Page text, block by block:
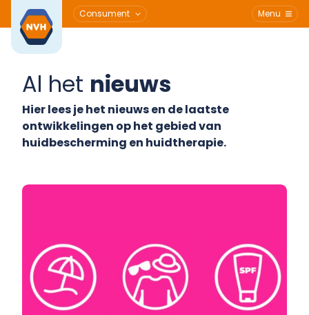
Ga naar de inhoud
Consument Menu
Al het nieuws
Hier lees je het nieuws en de laatste
ontwikkelingen op het gebied van
huidbescherming en huidtherapie.